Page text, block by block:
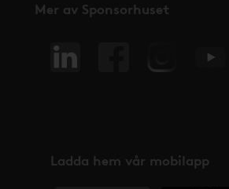
Mer av Sponsorhuset
Ladda hem vår mobilapp